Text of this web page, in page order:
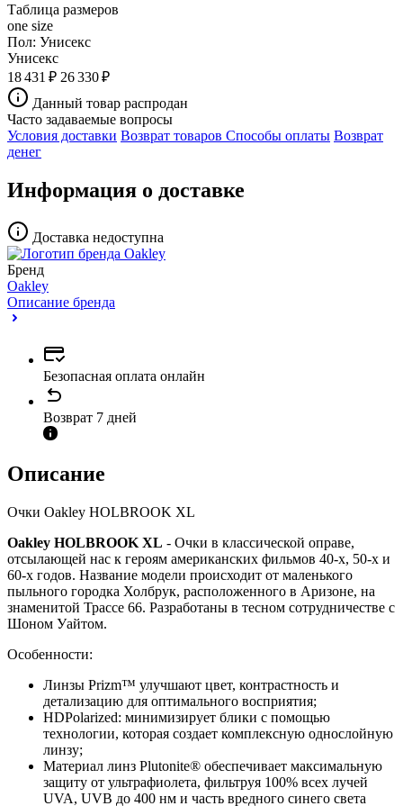
Таблица размеров
one size
Пол: Унисекс
Унисекс
18 431 ₽ 26 330 ₽
Данный товар распродан
Часто задаваемые вопросы
Условия доставки Возврат товаров Способы оплаты Возврат
денег
Информация о доставке
Доставка недоступна
Бренд
Oakley
Описание бренда
Безопасная оплата онлайн
Возврат 7 дней
Описание
Очки Oakley HOLBROOK XL
Oakley HOLBROOK XL - Очки в классической оправе,
отсылающей нас к героям американских фильмов 40-х, 50-х и
60-х годов. Название модели происходит от маленького
пыльного городка Холбрук, расположенного в Аризоне, на
знаменитой Трассе 66. Разработаны в тесном сотрудничестве с
Шоном Уайтом.
Особенности:
Линзы Prizm™ улучшают цвет, контрастность и
детализацию для оптимального восприятия;
HDPolarized: минимизирует блики с помощью
технологии, которая создает комплексную однослойную
линзу;
Материал линз Plutonite® обеспечивает максимальную
защиту от ультрафиолета, фильтруя 100% всех лучей
UVA, UVB до 400 нм и часть вредного синего света